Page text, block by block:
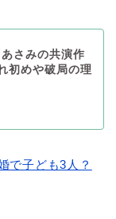
さみの共演作
初めや破局の理
で子ども3人？